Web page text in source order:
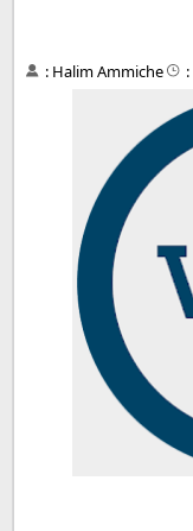
: Halim Ammiche :